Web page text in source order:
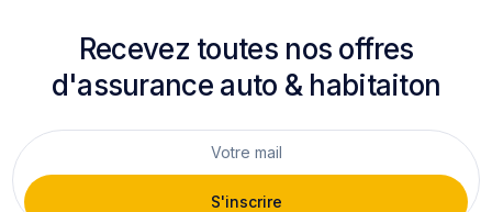
Recevez toutes nos offres
d'assurance auto & habitaiton
S'inscrire